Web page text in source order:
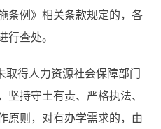
条例》相关条款规定的，各
行查处。
得人力资源社会保障部门
坚持守土有责、严格执法、
原则，对有办学需求的，由